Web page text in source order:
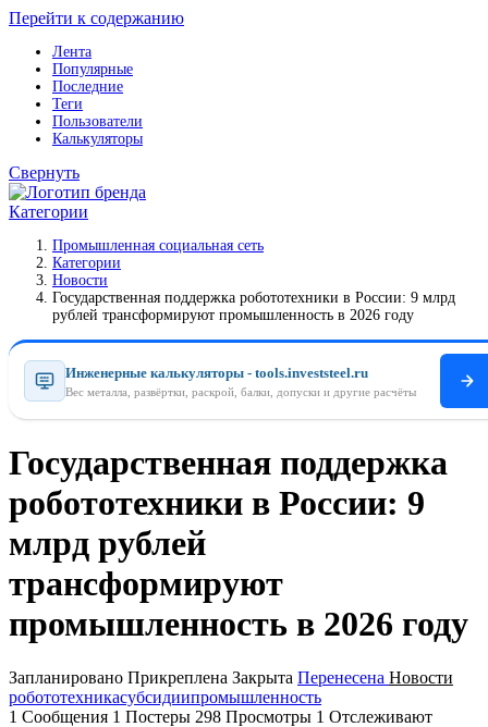
Перейти к содержанию
Лента
Популярные
Последние
Теги
Пользователи
Калькуляторы
Свернуть
Категории
Промышленная социальная сеть
Категории
Новости
Государственная поддержка робототехники в России: 9 млрд
рублей трансформируют промышленность в 2026 году
Инженерные калькуляторы - tools.investsteel.ru
Вес металла, развёртки, раскрой, балки, допуски и другие расчёты
Государственная поддержка
робототехники в России: 9
млрд рублей
трансформируют
промышленность в 2026 году
Запланировано Прикреплена Закрыта Перенесена Новости
робототехникасубсидиипромышленность
1 Сообщения 1 Постеры 298 Просмотры 1 Отслеживают